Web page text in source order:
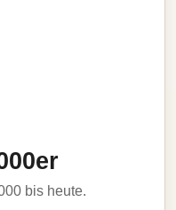
bis heute.